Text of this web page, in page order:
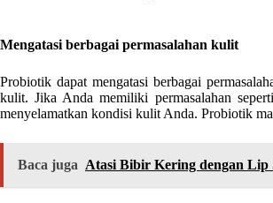
Mengatasi berbagai permasalahan kulit
Probiotik dapat mengatasi berbagai
kulit. Jika Anda memiliki permasalahan
menyelamatkan kondisi kulit Anda. Probiotik
Baca juga Atasi Bibir Kering dengan Lip